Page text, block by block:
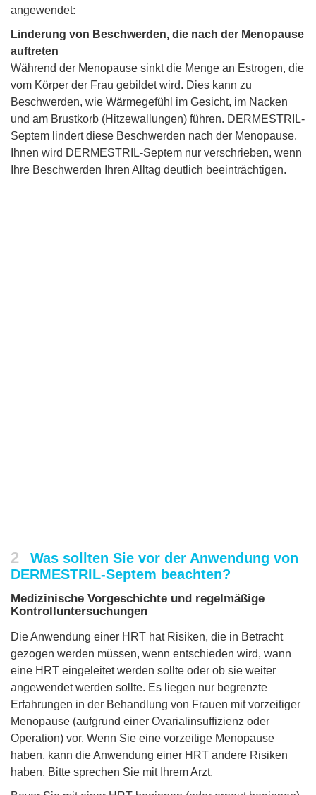
angewendet:
Linderung von Beschwerden, die nach der Menopause
auftreten
Während der Menopause sinkt die Menge an Estrogen, die
vom Körper der Frau gebildet wird. Dies kann zu
Beschwerden, wie Wärmegefühl im Gesicht, im Nacken
und am Brustkorb (Hitzewallungen) führen. DERMESTRIL-
Septem lindert diese Beschwerden nach der Menopause.
Ihnen wird DERMESTRIL-Septem nur verschrieben, wenn
Ihre Beschwerden Ihren Alltag deutlich beeinträchtigen.
2
Was sollten Sie vor der Anwendung von
DERMESTRIL-Septem beachten?
Medizinische Vorgeschichte und regelmäßige
Kontrolluntersuchungen
Die Anwendung einer HRT hat Risiken, die in Betracht
gezogen werden müssen, wenn entschieden wird, wann
eine HRT eingeleitet werden sollte oder ob sie weiter
angewendet werden sollte. Es liegen nur begrenzte
Erfahrungen in der Behandlung von Frauen mit vorzeitiger
Menopause (aufgrund einer Ovarialinsuffizienz oder
Operation) vor. Wenn Sie eine vorzeitige Menopause
haben, kann die Anwendung einer HRT andere Risiken
haben. Bitte sprechen Sie mit Ihrem Arzt.